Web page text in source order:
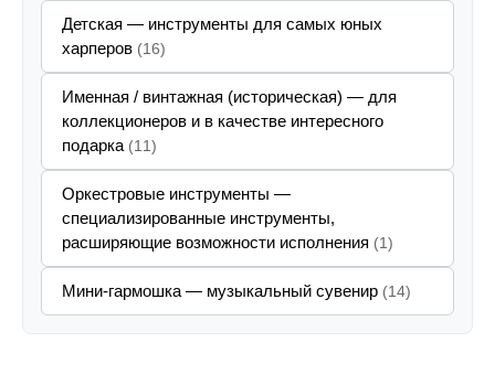
Детская — инструменты для самых юных
харперов (16)
Именная / винтажная (историческая) — для
коллекционеров и в качестве интересного
подарка (11)
Оркестровые инструменты —
специализированные инструменты,
расширяющие возможности исполнения (1)
Мини-гармошка — музыкальный сувенир (14)